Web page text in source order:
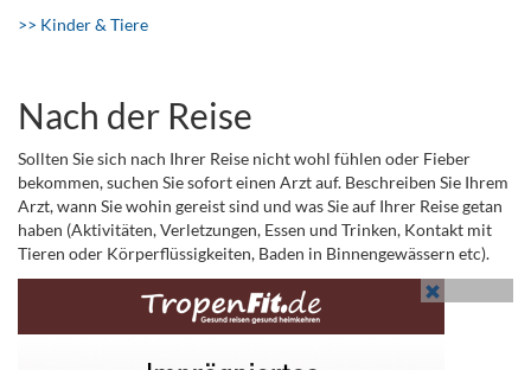
>> Kinder & Tiere
Nach der Reise
Sollten Sie sich nach Ihrer Reise nicht wohl fühlen oder Fieber
bekommen, suchen Sie sofort einen Arzt auf. Beschreiben Sie Ihrem
Arzt, wann Sie wohin gereist sind und was Sie auf Ihrer Reise getan
haben (Aktivitäten, Verletzungen, Essen und Trinken, Kontakt mit
Tieren oder Körperflüssigkeiten, Baden in Binnengewässern etc).